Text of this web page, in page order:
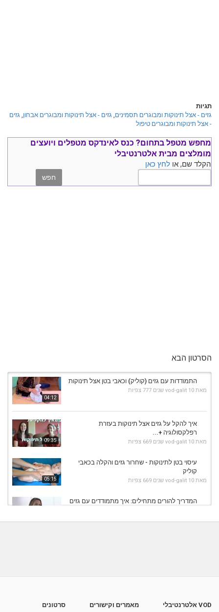
תגיות
גזים - אצל תינוקות ומבוגרים תסמינים, גזים - אצל תינוקות ומבוגרים אבחון, גזים
- אצל תינוקות ומבוגרים טיפול
מחפש מטפל בתחום? כנס לאינדקס מטפלים ויועצים
מומלצים מבית אלטרנטיבלי
הקלד שם, או לחץ כאן
הסרטון הבא
04:12
התמודדות עם גזים (קוליק) וכאבי בטן אצל תינוקות
מאת vod-galit 10 שנים 777 צפיות
09:35
איך להקל על גזים אצל תינוקות בעזרת
רפלקסולוגיה +...
מאת vod-galit 10 שנים 669 צפיות
05:15
עיסוי בטן לתינוקות - שחרור גזים והקלה בכאבי
קוליק
מאת vod-galit 10 שנים 669 צפיות
המדריך להורים מתחילים: איך מתמודדים עם גזים
VOD אלטרנטיבלי מאמרים וקישורים סרטונים